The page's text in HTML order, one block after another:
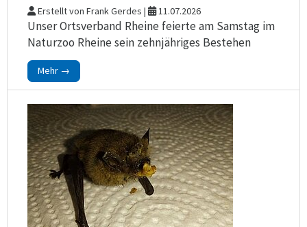
Erstellt von Frank Gerdes | 11.07.2026
Unser Ortsverband Rheine feierte am Samstag im
Naturzoo Rheine sein zehnjähriges Bestehen
Mehr →